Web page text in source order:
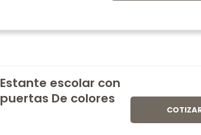
Estante escolar con
puertas De colores